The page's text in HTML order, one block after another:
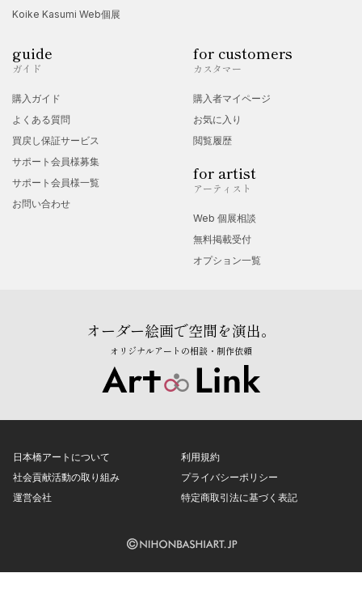
Koike Kasumi Web個展
guide
ガイド
購入ガイド
よくある質問
買戻し保証サービス
サポート会員様募集
サポート会員様一覧
お問い合わせ
for customers
カスタマー
購入者マイページ
お気に入り
閲覧履歴
for artist
アーティスト
Web 個展相談
無料掲載受付
オプション一覧
オーダー絵画で空間を演出。
オリジナルアートの相談・制作依頼
日本橋アートについて
社会貢献活動の取り組み
運営会社
利用規約
プライバシーポリシー
特定商取引法に基づく表記